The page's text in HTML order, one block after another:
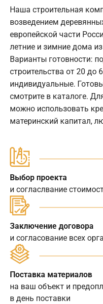
Наша строительная
возведением
европейской части
летние и зимние дома
Варианты готовности:
строительства от 20 до
индивидуальные.
смотрите в каталоге.
можно использовать
материнский капитал,
Выбор проекта
и согласлвание
Заключение договора
и согласование всех
Поставка материалов
на ваш объект и
в день поставки